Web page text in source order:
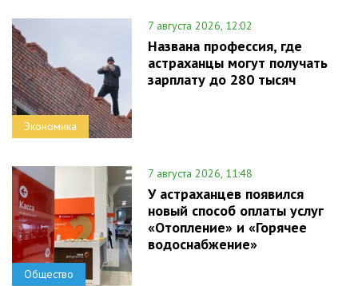
Экономика
7 августа 2026, 12:02
Названа профессия, где
астраханцы могут получать
зарплату до 280 тысяч
Общество
7 августа 2026, 11:48
У астраханцев появился
новый способ оплаты услуг
«Отопление» и «Горячее
водоснабжение»